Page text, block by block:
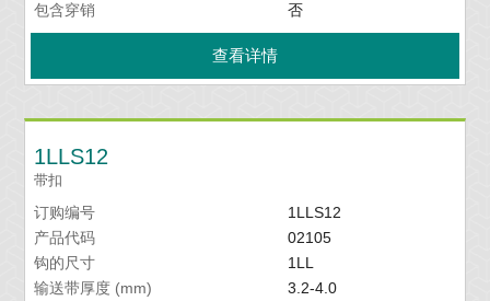
包含穿销
否
查看详情
1LLS12
带扣
订购编号
1LLS12
产品代码
02105
钩的尺寸
1LL
输送带厚度 (mm)
3.2-4.0